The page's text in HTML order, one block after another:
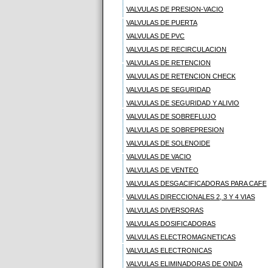
VALVULAS DE PRESION-VACIO
VALVULAS DE PUERTA
VALVULAS DE PVC
VALVULAS DE RECIRCULACION
VALVULAS DE RETENCION
VALVULAS DE RETENCION CHECK
VALVULAS DE SEGURIDAD
VALVULAS DE SEGURIDAD Y ALIVIO
VALVULAS DE SOBREFLUJO
VALVULAS DE SOBREPRESION
VALVULAS DE SOLENOIDE
VALVULAS DE VACIO
VALVULAS DE VENTEO
VALVULAS DESGACIFICADORAS PARA CAFE
VALVULAS DIRECCIONALES 2, 3 Y 4 VIAS
VALVULAS DIVERSORAS
VALVULAS DOSIFICADORAS
VALVULAS ELECTROMAGNETICAS
VALVULAS ELECTRONICAS
VALVULAS ELIMINADORAS DE ONDA